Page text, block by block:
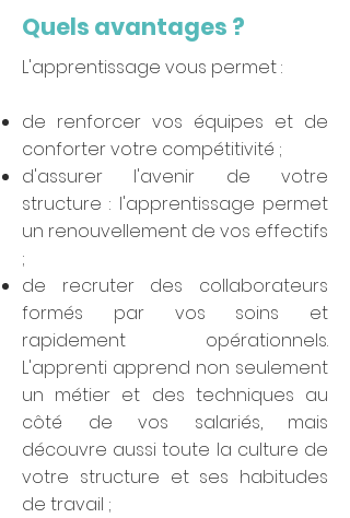
Quels avantages ?
L'apprentissage vous permet :
de renforcer vos équipes et de
conforter votre compétitivité ;
d'assurer l'avenir de votre
structure : l'apprentissage permet
un renouvellement de vos effectifs
;
de recruter des collaborateurs
formés par vos soins et
rapidement opérationnels.
L'apprenti apprend non seulement
un métier et des techniques au
côté de vos salariés, mais
découvre aussi toute la culture de
votre structure et ses habitudes
de travail ;